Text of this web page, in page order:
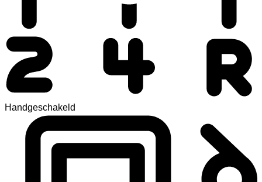
Handgeschakeld